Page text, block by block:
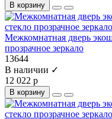
В корзину
Межкомнатная дверь
прозрачное зеркало
13644
В наличии ✓
12 022 р
В корзину